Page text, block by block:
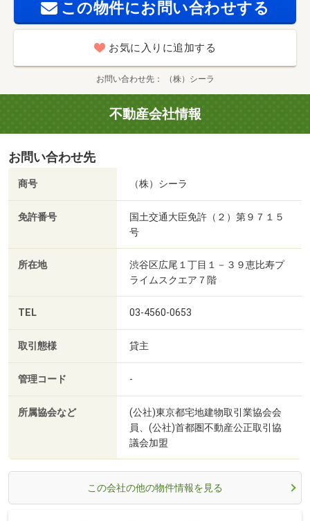
この物件にお問い合わせする
お気に入りに追加する
お問い合わせ先 （株）シーラ
不動産会社情報
お問い合わせ先
商号 （株）シーラ
免許番号
国土交通大臣免許（２）第９７１５
号
所在地
渋谷区広尾１丁目１－３９恵比寿プ
ライムスクエア７階
TEL 03-4560-0653
取引態様 貸主
管理コード -
所属協会など
(公社)東京都宅地建物取引業協会会
員、(公社)首都圏不動産公正取引協
議会加盟
この会社の他の物件情報を見る